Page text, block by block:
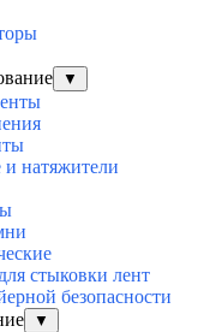
▼
натяжители
стыковки лент
безопасности
▼